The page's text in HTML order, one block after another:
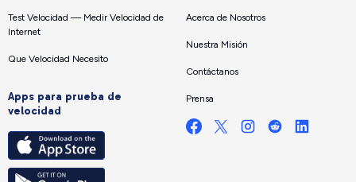
Test Velocidad — Medir Velocidad de
Internet
Que Velocidad Necesito
Apps para prueba de
velocidad
Acerca de Nosotros
Nuestra Misión
Contáctanos
Prensa